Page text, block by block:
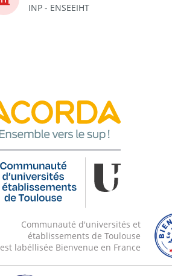
INP - ENSEEIHT
Communauté d'universités et
établissements de Toulouse
est labéllisée Bienvenue en France